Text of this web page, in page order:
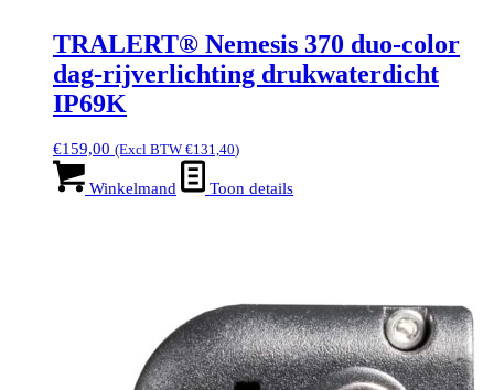
TRALERT® Nemesis 370 duo-color
dag-rijverlichting drukwaterdicht
IP69K
€159,00 (Excl BTW €131,40)
Winkelmand Toon details